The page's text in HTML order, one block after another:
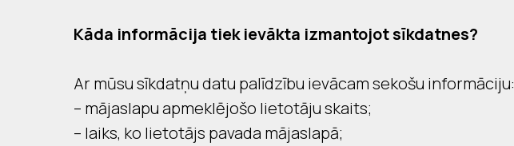
Kāda informācija tiek ievākta izmantojot sīkdatnes?
Ar mūsu sīkdatņu datu palīdzību ievācam sekošu informāciju:
– mājaslapu apmeklējošo lietotāju skaits;
– laiks, ko lietotājs pavada mājaslapā;